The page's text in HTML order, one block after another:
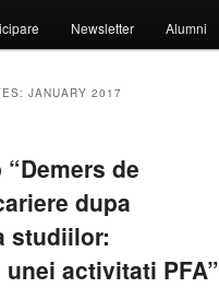
Newsletter Alumni
JANUARY 2017
de
dupa
studiilor:
activitati PFA”